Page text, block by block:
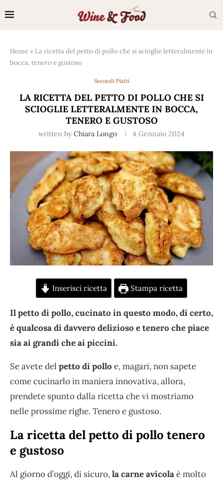
Home » La ricetta del petto di pollo che si scioglie letteralmente in
bocca, tenero e gustoso
Secondi Piatti
LA RICETTA DEL PETTO DI POLLO CHE SI
SCIOGLIE LETTERALMENTE IN BOCCA,
TENERO E GUSTOSO
written by Chiara Longo 4 Gennaio 2024
Inserisci ricetta Stampa ricetta
Il petto di pollo, cucinato in questo modo, di certo,
è qualcosa di davvero delizioso e tenero che piace
sia ai grandi che ai piccini.
Se avete del petto di pollo e, magari, non sapete
come cucinarlo in maniera innovativa, allora,
prendete spunto dalla ricetta che vi mostriamo
nelle prossime righe. Tenero e gustoso.
La ricetta del petto di pollo tenero
e gustoso
Al giorno d’oggi, di sicuro,la carne avicolaè molto